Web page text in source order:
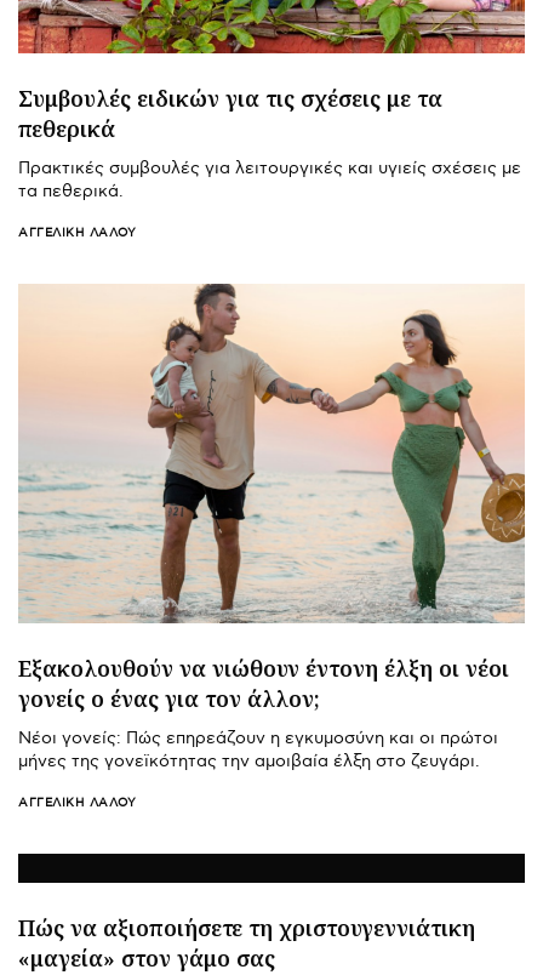
Συμβουλές ειδικών για τις σχέσεις με τα
πεθερικά
Πρακτικές συμβουλές για λειτουργικές και υγιείς σχέσεις με
τα πεθερικά.
ΑΓΓΕΛΙΚΉ ΛΆΛΟΥ
Εξακολουθούν να νιώθουν έντονη έλξη οι νέοι
γονείς ο ένας για τον άλλον;
Νέοι γονείς: Πώς επηρεάζουν η εγκυμοσύνη και οι πρώτοι
μήνες της γονεϊκότητας την αμοιβαία έλξη στο ζευγάρι.
ΑΓΓΕΛΙΚΉ ΛΆΛΟΥ
Πώς να αξιοποιήσετε τη χριστουγεννιάτικη
«μαγεία» στον γάμο σας